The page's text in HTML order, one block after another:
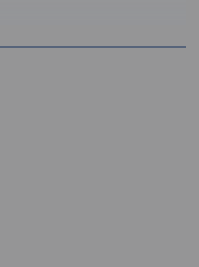
Leśny i podążamy na
szlakiem
polną w prawo (na